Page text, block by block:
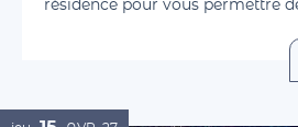
Ronron. La compagnie ouvre les
résidence pour vous permettre
pendant leur travail, avant